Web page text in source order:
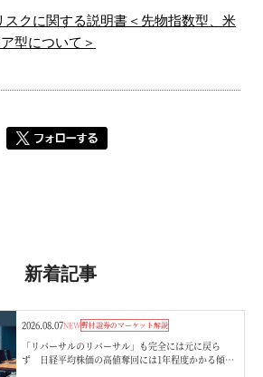
スクに関する説明書＜先物指数型、米
型について＞
新着記事
2026.08.07NEW野村證券のマーケット解説
「リバーサルのリバーサル」も完全には元に戻ら
ず 日経平均株価の高値奪回には1年程度かかる傾